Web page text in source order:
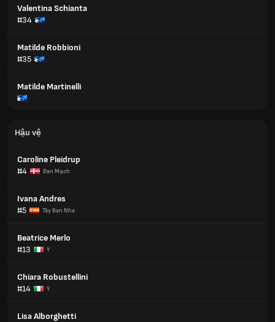
Valentina Schianta
#34
Matilde Robbioni
#35
Matilde Martinelli
Hậu vệ
Caroline Pleidrup
#4
Đan Mạch
Ivana Andres
#5
Tây Ban Nha
Beatrice Merlo
#13
Ý
Chiara Robustellini
#14
Ý
Lisa Alborghetti